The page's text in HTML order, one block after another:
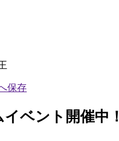
ベント開催中！